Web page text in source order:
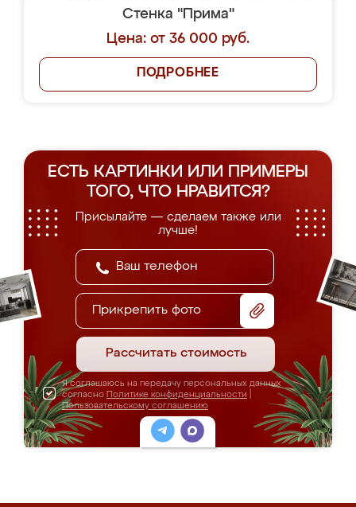
Стенка "Прима"
Цена: от 36 000 руб.
ПОДРОБНЕЕ
ЕСТЬ КАРТИНКИ ИЛИ ПРИМЕРЫ
ТОГО, ЧТО НРАВИТСЯ?
Присылайте — сделаем также или
лучше!
Прикрепить фото
Рассчитать стоимость
Я соглашаюсь на передачу персональных данных
согласно Политике конфиденциальности
Пользовательскому соглашению